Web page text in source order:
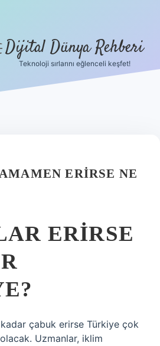
Dijital Dünya Rehberi
Teknoloji sırlarını eğlenceli keşfet!
ERIRSE NE
ERIRSE
çabuk erirse Türkiye çok
Uzmanlar, iklim